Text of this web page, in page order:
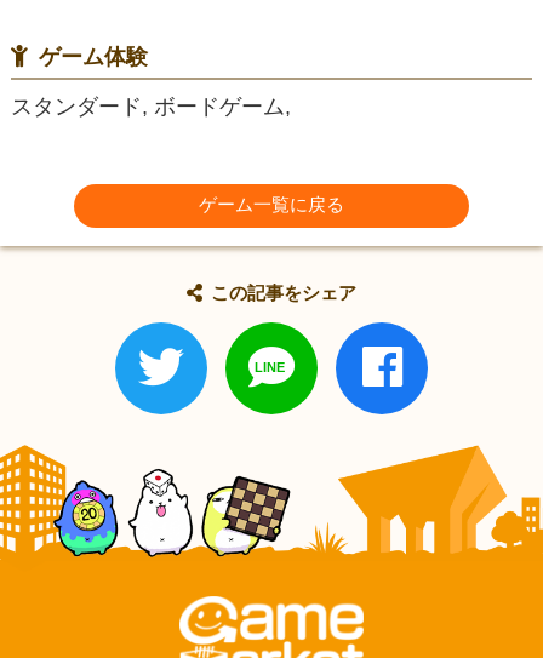
ゲーム体験
スタンダード, ボードゲーム,
ゲーム一覧に戻る
この記事をシェア